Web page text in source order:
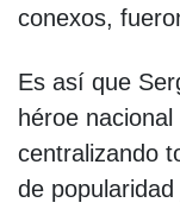
conexos,
Es así que
héroe
centralizando
de